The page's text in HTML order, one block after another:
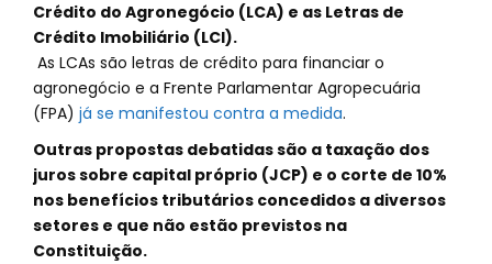
Crédito do Agronegócio (LCA) e as Letras de
Crédito Imobiliário (LCI).
As LCAs são letras de crédito para financiar o
agronegócio e a Frente Parlamentar Agropecuária
(FPA) já se manifestou contra a medida.
Outras propostas debatidas são a taxação dos
juros sobre capital próprio (JCP) e o corte de 10%
nos benefícios tributários concedidos a diversos
setores e que não estão previstos na
Constituição.